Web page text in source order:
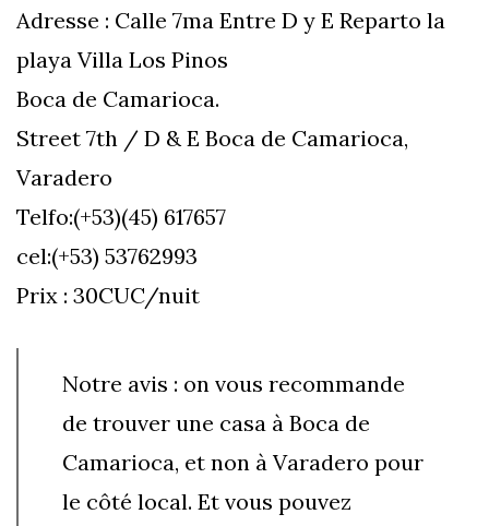
Adresse : Calle 7ma Entre D y E Reparto la
playa Villa Los Pinos
Boca de Camarioca.
Street 7th / D & E Boca de Camarioca,
Varadero
Telfo:(+53)(45) 617657
cel:(+53) 53762993
Prix : 30CUC/nuit
Notre avis : on vous recommande
de trouver une casa à Boca de
Camarioca, et non à Varadero pour
le côté local. Et vous pouvez